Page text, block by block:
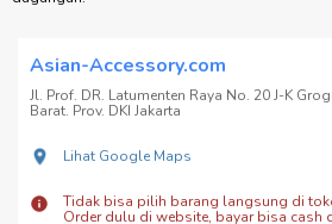
•Dipercaya Sejak 2008:
Promo Bebas Ongkir:Nikmati pengiriman
dari 1 juta.Syarat & Ketentuan Bebas Ongkir
Catatan: Minimal order pertama 1 juta.
1 juta, namun promo bebas ongkir berlaku
dagangan.